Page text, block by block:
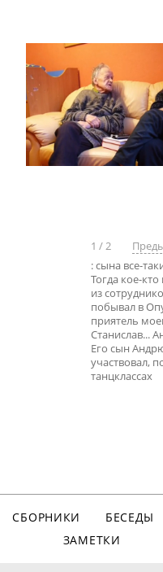
1 /2
: сына все-
Тогда кое-
из
побывал в
приятель
Станислав...
Его сын
участвовал,
танцклассах
СБОРНИКИ БЕСЕДЫ
ЗАМЕТКИ